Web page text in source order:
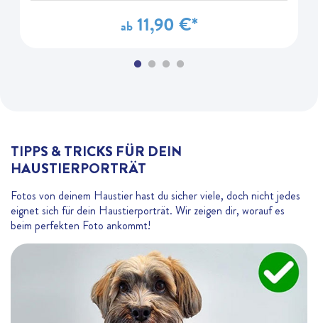
ab11,90 €*
TIPPS & TRICKS FÜR DEIN
HAUSTIERPORTRÄT
Fotos von deinem Haustier hast du sicher viele, doch nicht jedes
eignet sich für dein Haustierporträt. Wir zeigen dir, worauf es
beim perfekten Foto ankommt!